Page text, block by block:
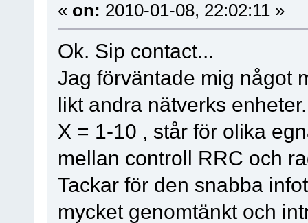
« on: 2010-01-08, 22:02:11 »
Ok. Sip contact...
Jag förväntade mig något
likt andra nätverks enheter.
X = 1-10 , står för olika
mellan controll RRC och
Tackar för den snabba
mycket genomtänkt och